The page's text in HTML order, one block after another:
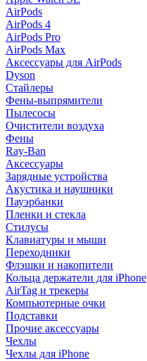
AirPods
AirPods 4
AirPods Pro
AirPods Max
Аксессуары для AirPods
Dyson
Стайлеры
Фены-выпрямители
Пылесосы
Очистители воздуха
Фены
Ray-Ban
Аксессуары
Зарядные устройства
Акустика и наушники
Пауэрбанки
Пленки и стекла
Стилусы
Клавиатуры и мыши
Переходники
Флэшки и накопители
Кольца держатели для iPhone
AirTag и трекеры
Компьютерные очки
Подставки
Прочие аксессуары
Чехлы
Чехлы для iPhone